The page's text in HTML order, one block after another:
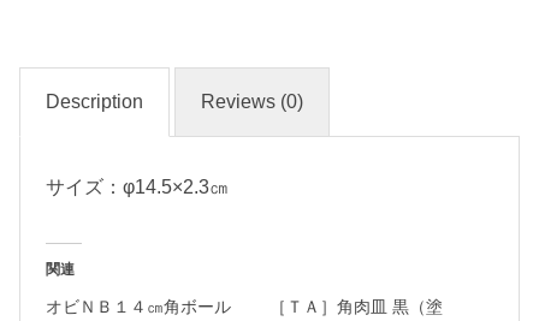
Description Reviews (0)
サイズ：φ14.5×2.3㎝
関連
オビＮＢ１４㎝角ボール
［ＴＡ］角肉皿 黒（塗